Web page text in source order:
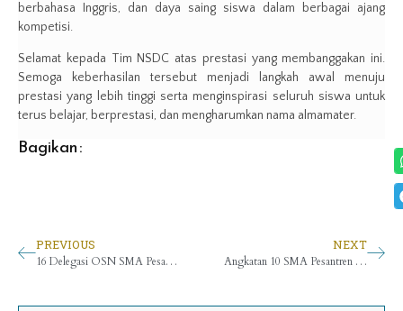
berbahasa Inggris, dan daya saing siswa dalam berbagai ajang
kompetisi.
Selamat kepada Tim NSDC atas prestasi yang membanggakan ini.
Semoga keberhasilan tersebut menjadi langkah awal menuju
prestasi yang lebih tinggi serta menginspirasi seluruh siswa untuk
terus belajar, berprestasi, dan mengharumkan nama almamater.
Bagikan :
PREVIOUS
16 Delegasi OSN SMA Pesantren Unggul Al-Bayan Anyer Lolos ke Tingkat Provinsi OSN 2026
NEXT
Angkatan 10 SMA Pesantren Unggul Al-Bayan Anyer Lulus 100% di PTN dan PTLN